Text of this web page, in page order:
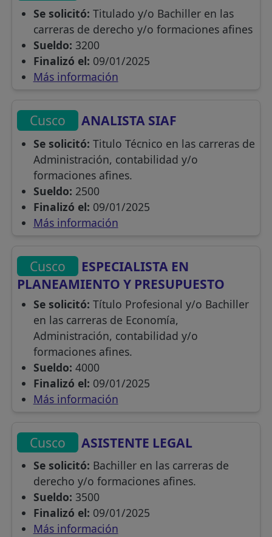
Se solicitó: Titulado y/o Bachiller en las
carreras de derecho y/o formaciones afines
Sueldo: 3200
Finalizó el: 09/01/2025
Más información
Cusco ANALISTA SIAF
Se solicitó: Titulo Técnico en las carreras de
Administración, contabilidad y/o
formaciones afines.
Sueldo: 2500
Finalizó el: 09/01/2025
Más información
Cusco
ESPECIALISTA EN
PLANEAMIENTO Y PRESUPUESTO
Se solicitó: Título Profesional y/o Bachiller
en las carreras de Economía,
Administración, contabilidad y/o
formaciones afines.
Sueldo: 4000
Finalizó el: 09/01/2025
Más información
Cusco ASISTENTE LEGAL
Se solicitó: Bachiller en las carreras de
derecho y/o formaciones afines.
Sueldo: 3500
Finalizó el: 09/01/2025
Más información